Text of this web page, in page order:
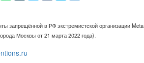
запрещённой в РФ экстремистской организации Meta
Москвы от 21 марта 2022 года).